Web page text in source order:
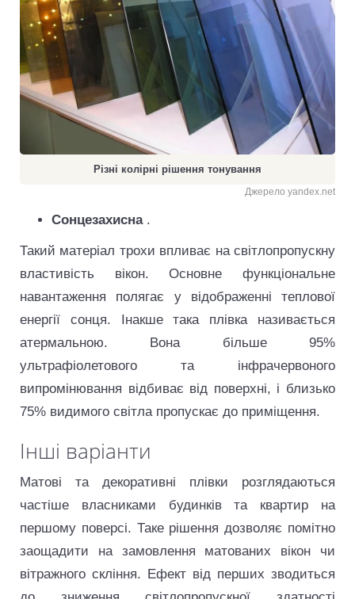
Різні колірні рішення тонування
Джерело yandex.net
Сонцезахисна.
Такий матеріал трохи впливає на світлопропускну
властивість вікон. Основне функціональне
навантаження полягає у відображенні теплової
енергії сонця. Інакше така плівка називається
атермальною. Вона більше 95%
ультрафіолетового та інфрачервоного
випромінювання відбиває від поверхні, і близько
75% видимого світла пропускає до приміщення.
Інші варіанти
Матові та декоративні плівки розглядаються
частіше власниками будинків та квартир на
першому поверсі. Таке рішення дозволяє помітно
заощадити на замовлення матованих вікон чи
вітражного скління. Ефект від перших зводиться